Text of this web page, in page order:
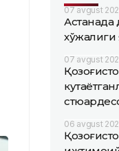
07 avgust
Астанада
хўжалиги
07 avgust
06 avgust